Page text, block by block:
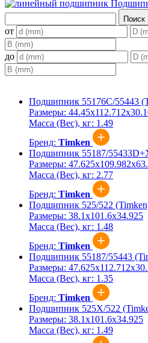
Поиск
от
до
Подшипник 55176C/55443
Размеры:
Масса (Вес), кг: 1.49
Бренд: Timken
Подшипник 55187/
Размеры:
Масса (Вес), кг: 2.77
Бренд: Timken
Подшипник 525/522
Размеры: 38.1x101.6x34.925
Масса (Вес), кг: 1.48
Бренд: Timken
Подшипник 55187/55443
Размеры:
Масса (Вес), кг: 1.35
Бренд: Timken
Подшипник 525X/522
Размеры: 38.1x101.6x34.925
Масса (Вес), кг: 1.49